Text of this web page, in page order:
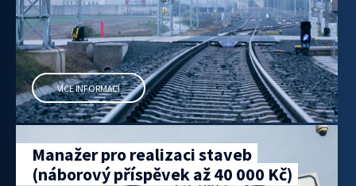
VÍCE INFORMACÍ
Manažer pro realizaci staveb
(náborový příspěvek až 40 000 Kč)